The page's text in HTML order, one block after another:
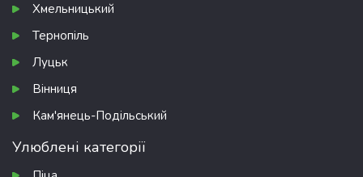
Хмельницький
Тернопіль
Луцьк
Вінниця
Кам'янець-Подільський
Улюблені категорії